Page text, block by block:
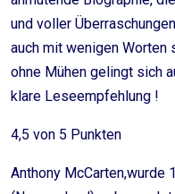
und voller
auch mit wenigen
ohne Mühen gelingt sich
klare Leseempfehlung !
4,5 von 5 Punkten
Anthony McCarten,wurde